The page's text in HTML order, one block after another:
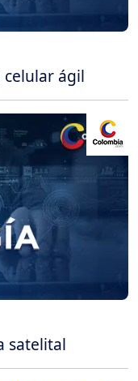
ágil
satelital